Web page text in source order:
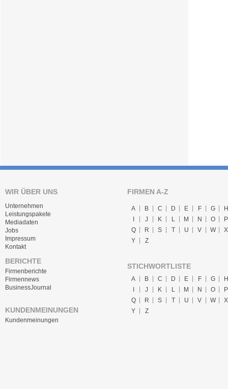
WIR ÜBER UNS
Unternehmen
Leistungspakete
Mediadaten
Jobs
Impressum
Kontakt
BERICHTE
Firmenberichte
Firmennews
BusinessJournal
KUNDENMEINUNGEN
Kundenmeinungen
FIRMEN A-Z
A B C D E F G
H
J K L M N O
P
Q
R S T U V W
X
Y
Z
STICHWORTLISTE
A B C D E F G
H
J K L M N O
P
Q
R S T U V W
X
Y
Z